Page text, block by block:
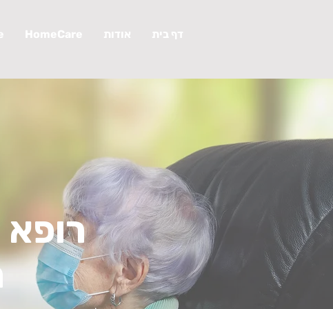
דף בית אודות HomeCare